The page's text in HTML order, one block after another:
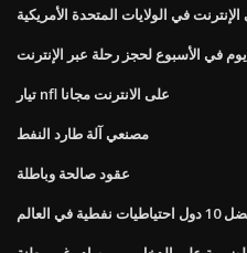
في الولايات المتحدة الأمريكية
في الأسبوع لحجز رحلة عبر الإنترنت
تيار nfl على الانترنت مجانا
مصنعي آلة طارد النفط
عقود صالحة وباطلة
نفطية في العالم